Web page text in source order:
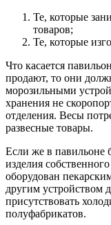
Те, которые
товаров;
Те, которые
Что касается
продают, то они
морозильными
хранения не
отделения. Весы
развесные товары.
Если же в павильоне
изделия
оборудован
другим устройством
присутствовать
полуфабрикатов.